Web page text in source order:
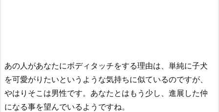
あの人があなたにボディタッチをする理由は、単純に子犬
を可愛がりたいというような気持ちに似ているのですが、
やはりそこは男性です。あなたとはもう少し、進展した仲
になる事を望んでいるようですね。